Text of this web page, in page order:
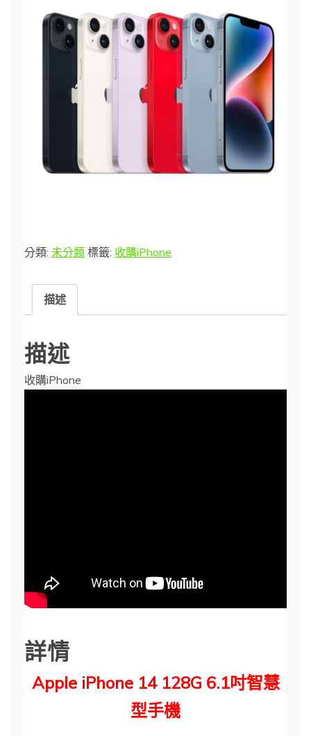
分類: 未分類 標籤: 收購iPhone
描述
描述
收購iPhone
詳情
Apple iPhone 14 128G 6.1吋智慧
型手機